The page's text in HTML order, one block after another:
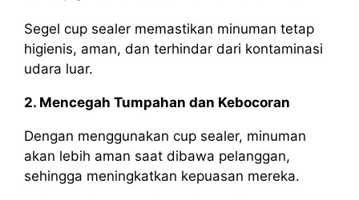
Segel cup sealer memastikan minuman tetap
higienis, aman, dan terhindar dari kontaminasi
udara luar.
2. Mencegah Tumpahan dan Kebocoran
Dengan menggunakan cup sealer, minuman
akan lebih aman saat dibawa pelanggan,
sehingga meningkatkan kepuasan mereka.